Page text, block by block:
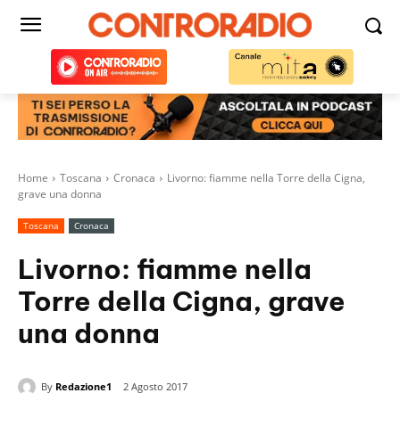
Home Toscana Cronaca
Livorno: fiamme nella Torre della Cigna,
grave una donna
Toscana Cronaca
Livorno: fiamme nella
Torre della Cigna, grave
una donna
By Redazione1 2 Agosto 2017